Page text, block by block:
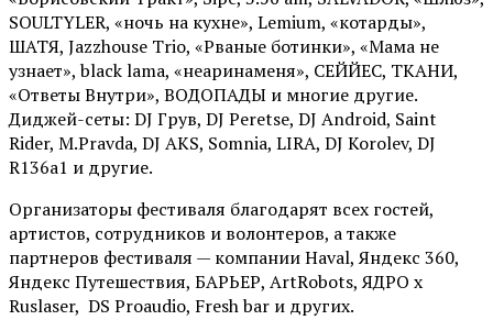
SOULTYLER, «ночь на кухне», Lemium, «котарды»,
ШАТЯ, Jazzhouse Trio, «Рваные ботинки», «Мама не
узнает», black lama, «неаринаменя», СЕЙЙЕС, ТКАНИ,
«Ответы Внутри», ВОДОПАДЫ и многие другие.
Диджей-сеты: DJ Грув, DJ Peretse, DJ Android, Saint
Rider, М.Pravda, DJ AKS, Somnia, LIRA, DJ Korolev, DJ
R136a1 и другие.
Организаторы фестиваля благодарят всех гостей,
артистов, сотрудников и волонтеров, а также
партнеров фестиваля — компании Haval, Яндекс 360,
Яндекс Путешествия, БАРЬЕР, ArtRobots, ЯДРО х
Ruslaser, DS Proaudio, Fresh bar и других.